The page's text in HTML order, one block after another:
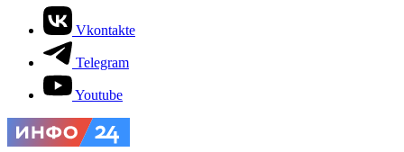
Vkontakte
Telegram
Youtube